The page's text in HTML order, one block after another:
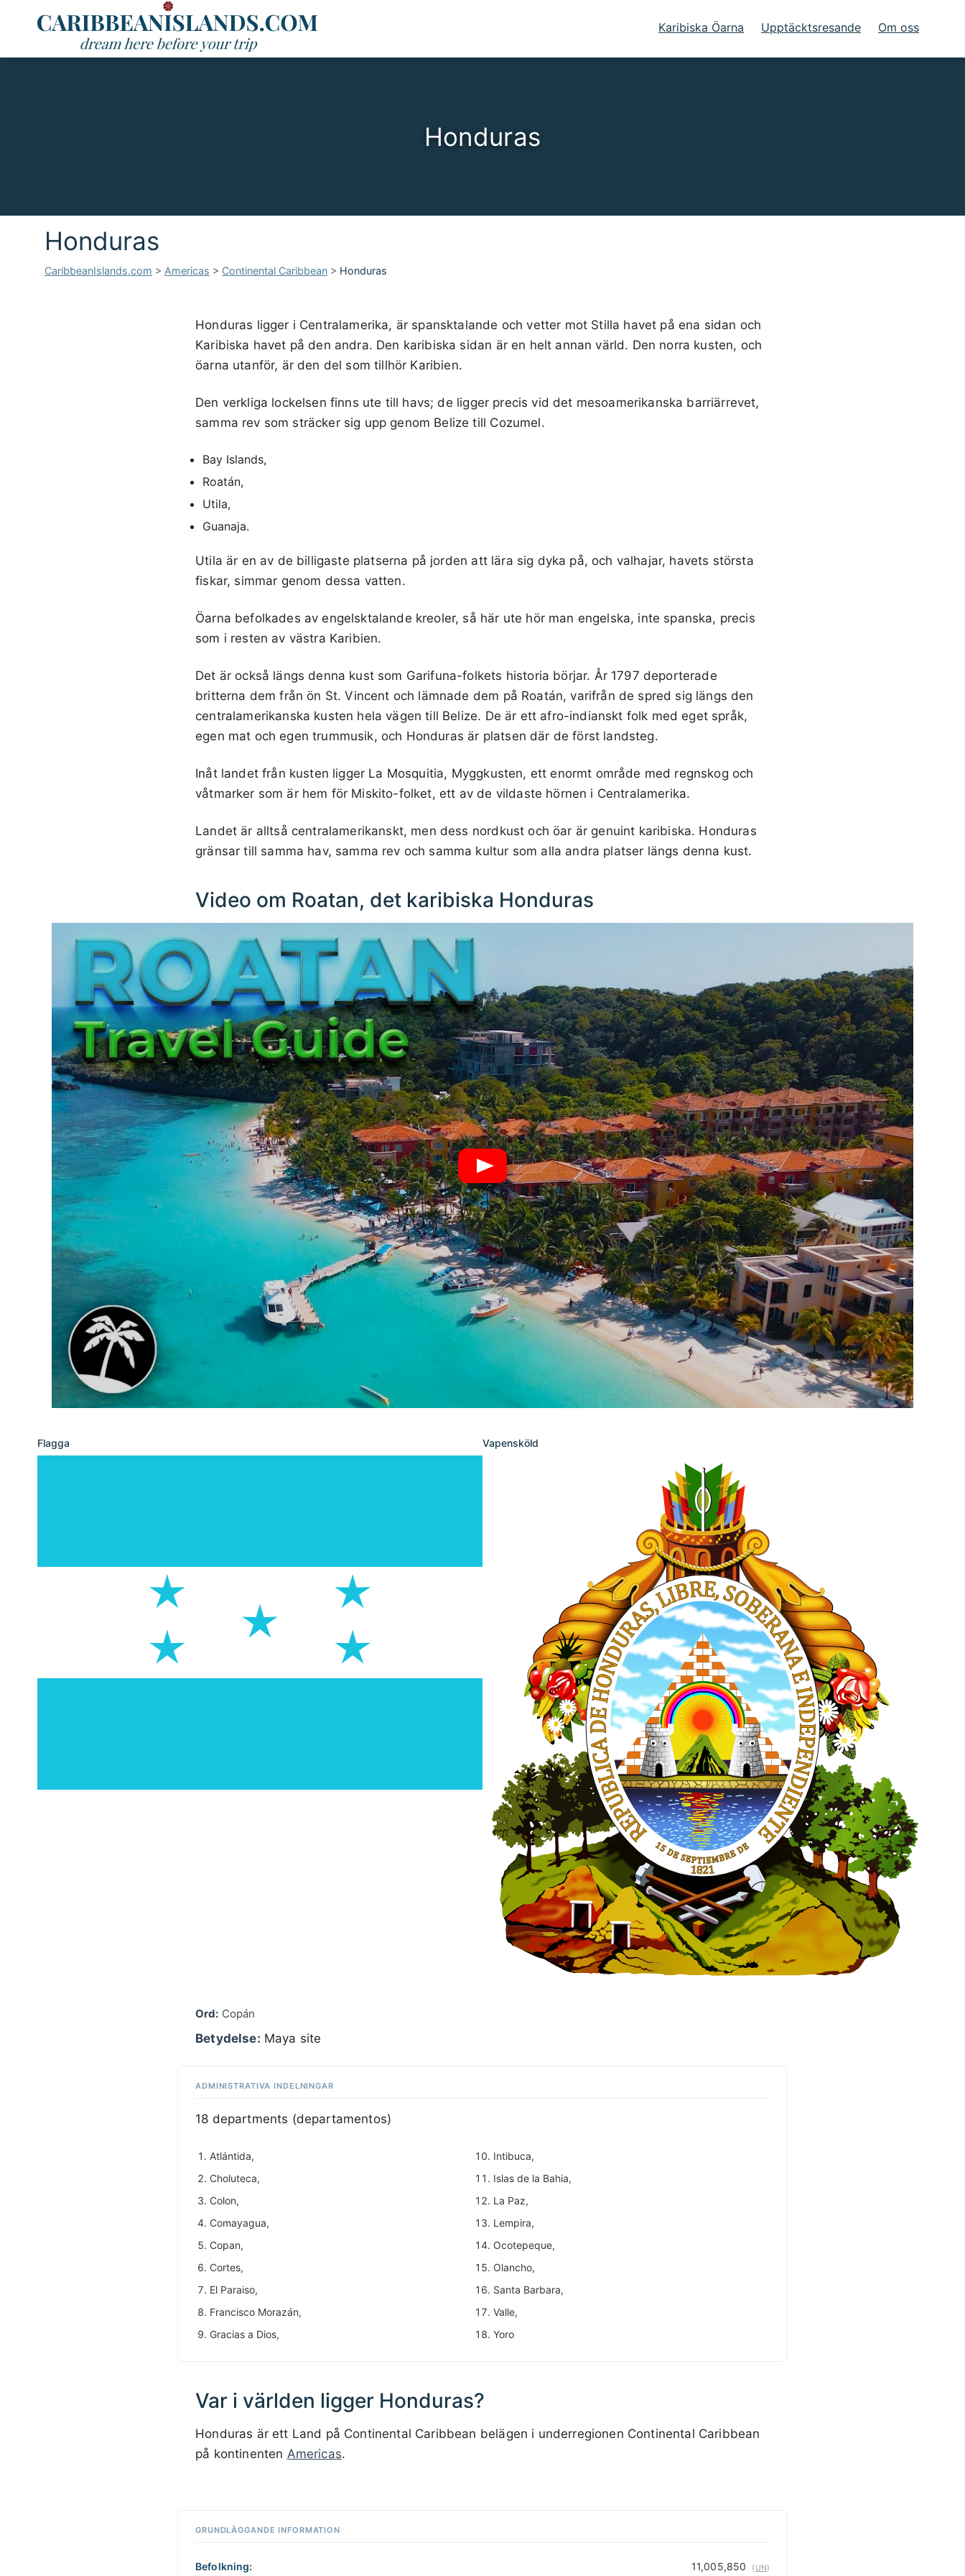
Karibiska Öarna Upptäcktsresande Om oss
Honduras
Honduras
CaribbeanIslands.com > Americas > Continental Caribbean > Honduras
Honduras ligger i Centralamerika, är spansktalande och vetter mot Stilla havet på ena sidan och
Karibiska havet på den andra. Den karibiska sidan är en helt annan värld. Den norra kusten, och
öarna utanför, är den del som tillhör Karibien.
Den verkliga lockelsen finns ute till havs; de ligger precis vid det mesoamerikanska barriärrevet,
samma rev som sträcker sig upp genom Belize till Cozumel.
Bay Islands,
Roatán,
Utila,
Guanaja.
Utila är en av de billigaste platserna på jorden att lära sig dyka på, och valhajar, havets största
fiskar, simmar genom dessa vatten.
Öarna befolkades av engelsktalande kreoler, så här ute hör man engelska, inte spanska, precis
som i resten av västra Karibien.
Det är också längs denna kust som Garifuna-folkets historia börjar. År 1797 deporterade
britterna dem från ön St. Vincent och lämnade dem på Roatán, varifrån de spred sig längs den
centralamerikanska kusten hela vägen till Belize. De är ett afro-indianskt folk med eget språk,
egen mat och egen trummusik, och Honduras är platsen där de först landsteg.
Inåt landet från kusten ligger La Mosquitia, Myggkusten, ett enormt område med regnskog och
våtmarker som är hem för Miskito-folket, ett av de vildaste hörnen i Centralamerika.
Landet är alltså centralamerikanskt, men dess nordkust och öar är genuint karibiska. Honduras
gränsar till samma hav, samma rev och samma kultur som alla andra platser längs denna kust.
Video om Roatan, det karibiska Honduras
Flagga Vapensköld
Ord: Copán
Betydelse: Maya site
ADMINISTRATIVA INDELNINGAR
18 departments (departamentos)
Atlántida,
Choluteca,
Colon,
Comayagua,
Copan,
Cortes,
El Paraiso,
Francisco Morazán,
Gracias a Dios,
Intibuca,
Islas de la Bahia,
La Paz,
Lempira,
Ocotepeque,
Olancho,
Santa Barbara,
Valle,
Yoro
Var i världen ligger Honduras?
Honduras är ett Land på Continental Caribbean belägen i underregionen Continental Caribbean
på kontinenten Americas.
GRUNDLÄGGANDE INFORMATION
Befolkning: 11,005,850 ( UN)